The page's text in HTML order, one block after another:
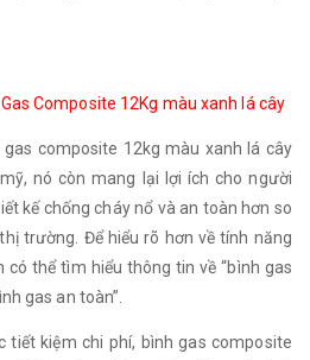
Composite 12Kg màu xanh lá cây
composite 12kg màu xanh lá cây
nó còn mang lại lợi ích cho người
kế chống cháy nổ và an toàn hơn so
trường. Để hiểu rõ hơn về tính năng
thể tìm hiểu thông tin về “bình gas
gas an toàn”.
tiết kiệm chi phí, bình gas composite